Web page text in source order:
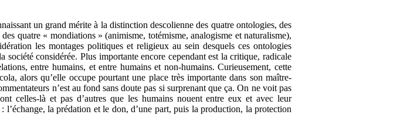
un grand mérite à la distinction descolienne des quatre ontologies, des
quatre « mondiations » (animisme, totémisme, analogisme et naturalisme),
les montages politiques et religieux au sein desquels ces ontologies
société considérée. Plus importante encore cependant est la critique, radicale
entre humains, et entre humains et non-humains. Curieusement, cette
alors qu’elle occupe pourtant une place très importante dans son maître-
n’est au fond sans doute pas si surprenant que ça. On ne voit pas
celles-là et pas d’autres que les humains nouent entre eux et avec leur
la prédation et le don, d’une part, puis la production, la protection